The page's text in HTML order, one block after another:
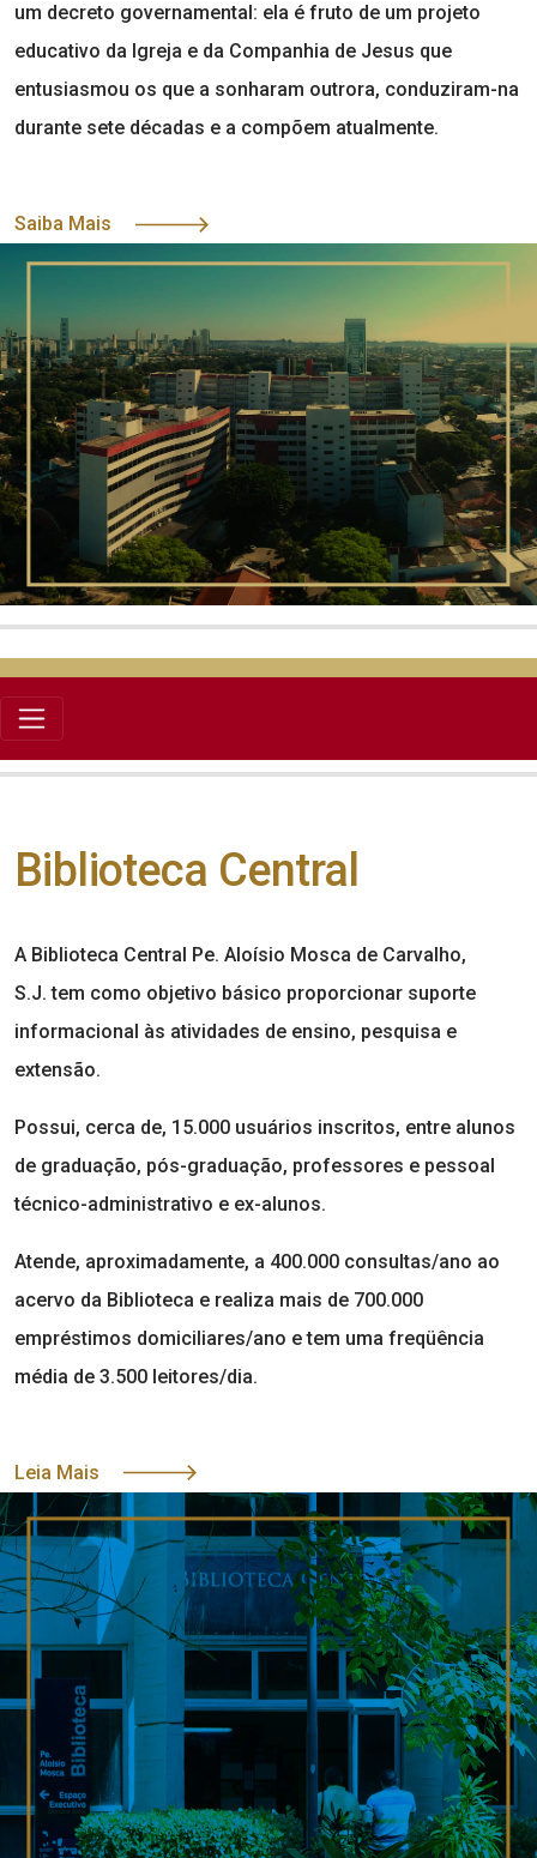
um decreto governamental: ela é fruto de um projeto
educativo da Igreja e da Companhia de Jesus que
entusiasmou os que a sonharam outrora, conduziram-na
durante sete décadas e a compõem atualmente.
Saiba Mais
Biblioteca Central
A Biblioteca Central Pe. Aloísio Mosca de Carvalho,
S.J. tem como objetivo básico proporcionar suporte
informacional às atividades de ensino, pesquisa e
extensão.
Possui, cerca de, 15.000 usuários inscritos, entre alunos
de graduação, pós-graduação, professores e pessoal
técnico-administrativo e ex-alunos.
Atende, aproximadamente, a 400.000 consultas/ano ao
acervo da Biblioteca e realiza mais de 700.000
empréstimos domiciliares/ano e tem uma freqüência
média de 3.500 leitores/dia.
Leia Mais